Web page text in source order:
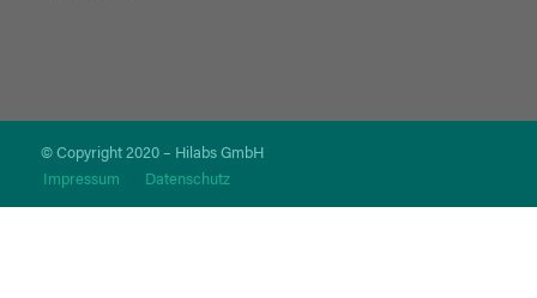
© Copyright 2020 – Hilabs GmbH
Impressum
Datenschutz